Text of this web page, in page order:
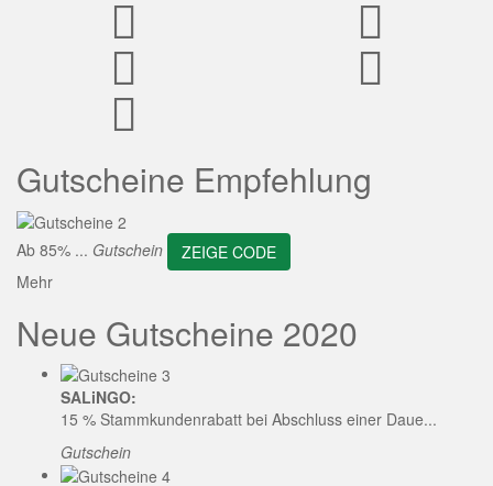
Gutscheine Empfehlung
Ab 85% ... Gutschein
ZEIGE CODE
Mehr
Neue Gutscheine 2020
SALiNGO:
15 % Stammkundenrabatt bei Abschluss einer Daue...
Gutschein